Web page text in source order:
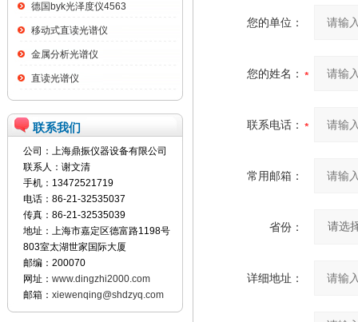
德国byk光泽度仪4563
移动式直读光谱仪
金属分析光谱仪
直读光谱仪
联系我们
公司：上海鼎振仪器设备有限公司
联系人：谢文清
手机：13472521719
电话：86-21-32535037
传真：86-21-32535039
地址：上海市嘉定区德富路1198号
803室太湖世家国际大厦
邮编：200070
网址： www.dingzhi2000.com
邮箱： xiewenqing@shdzyq.com
您的单位：
您的姓名：
联系电话：
常用邮箱：
省份：
详细地址：